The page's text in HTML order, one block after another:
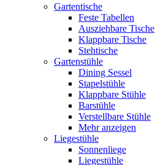
Gartentische
Feste Tabellen
Ausziehbare Tische
Klappbare Tische
Stehtische
Gartenstühle
Dining Sessel
Stapelstühle
Klappbare Stühle
Barstühle
Verstellbare Stühle
Mehr anzeigen
Liegestühle
Sonnenliege
Liegestühle